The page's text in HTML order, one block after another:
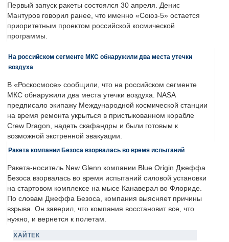
Первый запуск ракеты состоялся 30 апреля. Денис
Мантуров говорил ранее, что именно «Союз-5» остается
приоритетным проектом российской космической
программы.
На российском сегменте МКС обнаружили два места утечки
воздуха
В «Роскосмосе» сообщили, что на российском сегменте
МКС обнаружили два места утечки воздуха. NASA
предписало экипажу Международной космической станции
на время ремонта укрыться в пристыкованном корабле
Crew Dragon, надеть скафандры и были готовым к
возможной экстренной эвакуации.
Ракета компании Безоса взорвалась во время испытаний
Ракета-носитель New Glenn компании Blue Origin Джеффа
Безоса взорвалась во время испытаний силовой установки
на стартовом комплексе на мысе Канаверал во Флориде.
По словам Джеффа Безоса, компания выясняет причины
взрыва. Он заверил, что компания восстановит все, что
нужно, и вернется к полетам.
ХАЙТЕК